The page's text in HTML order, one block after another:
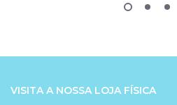
VISITA A NOSSA LOJA FÍSICA